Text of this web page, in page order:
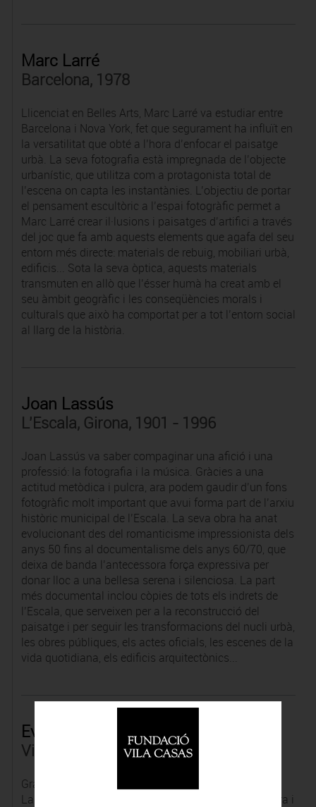
Marc Larré
Barcelona, 1978
Llicenciat en Belles Arts, Marc Larré va estudiar entre
Barcelona i Nova York, fet que segurament ha influït en
la versatilitat que obté a l’hora d’enfocar el paisatge
urbà. La seva fotografia està impregnada de l’objecte
urbanístic, que utilitza com a protagonista total de
l’escena on capta les instantànies. L’objectiu de portar
el pensament escultòric a l’espai fotogràfic permet a
Marc Larré crear il·lusions i paisatges d’artifici a través
del joc que fa amb aquests elements que agafa del seu
entorn més directe: materials de rebuig, mobiliari urbà,
edificis... Sota la seva òptica, aquests materials
transmuten en allò que l’ésser humà ha creat amb el
seu àmbit geogràfic i les conseqüències morals i
culturals que això ha comportat per a tot l’entorn social
al llarg de la història.
Joan Lassús
L'Escala, Girona, 1901 - 1996
Joan Lassús va saber compaginar una afició i una
professió: la fotografia i la música. Gràcies a una
actitud metòdica i pulcra, ara podem gaudir d’un fons
fotogràfic molt important que avui forma part de l’arxiu
històric municipal de l’Escala. La seva obra ha anat
evolucionant des del romanticisme impressionista dels
anys 50 fins al documentalisme dels anys 60/70, que
deixa de banda l’antecessora força expressiva per
donar lloc a una bellesa serena i silenciosa. La part
més documental inclou còpies de tots els indrets de
l’Escala, que serveixen per a la reconstrucció del
paisatge i per seguir les transformacions del nucli urbà,
les obres públiques, els actes oficials, les escenes de la
vida quotidiana, els edificis arquitectònics...
Evelyn Lauder
Viena, Austria, 1938
Gran aficionada a la fotografia, les obres d’Evelyn H.
Lauder són la simbiosi dolça i harmònica de la natura i